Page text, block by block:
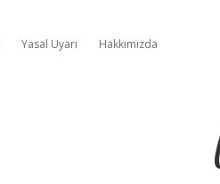
Yasal Uyarı Hakkımızda